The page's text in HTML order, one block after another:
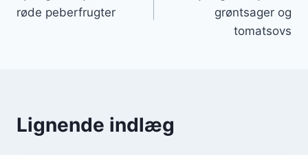
røde peberfrugter
grøntsager og
tomatsovs
Lignende indlæg